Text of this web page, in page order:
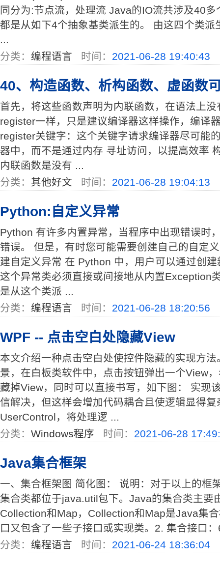
同分为:节点流，处理流 Java的IO流共涉及40
都是从如下4个抽象基类派生的。 由这四个类派
...
分类： 编程语言 时间： 2021-06-28 19:40:43
40、构造函数、析构函数、虚函数
首先，将这些函数声明为内联函数，在语法上
register一样，只是建议编译器这样操作，编译
register关键字：这个关键字请求编译器尽可能
器中，而不是通过内存 寻址访问，以提高效率
内联函数是没有 ...
分类： 其他好文 时间： 2021-06-28 19:04:13
Python:自定义异常
Python 有许多内置异常，当程序中出现错误时
错误。 但是，有时您可能需要创建自己的自定
建自定义异常 在 Python 中，用户可以通过创
这个异常类必须直接或间接地从内置Exception
是从这个类派 ...
分类： 编程语言 时间： 2021-06-28 18:20:56
WPF -- 点击空白处隐藏View
本文介绍一种点击空白处使控件隐藏的实现方
景，在白板类软件中，点击按钮弹出一个View
藏掉View，同时可以直接书写，如下图： 实现
信解决，但这样会增加代码耦合且使逻辑显得
UserControl，将处理逻 ...
分类： Windows程序 时间： 2021-06-28
Java集合框架
一、集合框架图 简化图： 说明：对于以上的框
集合类都位于java.util包下。Java的集合类主要
Collection和Map，Collection和Map是Java集
口又包含了一些子接口或实现类。2. 集合接口
分类： 编程语言 时间： 2021-06-24 18:36:04